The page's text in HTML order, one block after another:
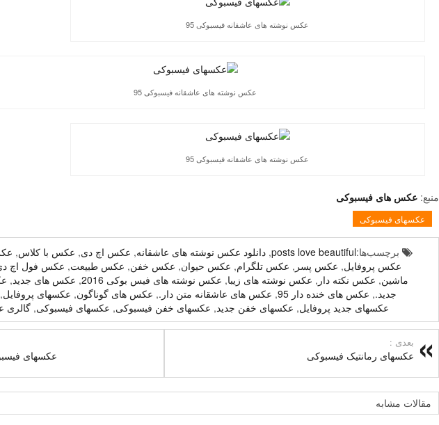
عکس نوشته های عاشقانه فیسبوکی 95
عکس نوشته های عاشقانه فیسبوکی 95
عکس نوشته های عاشقانه فیسبوکی 95
منبع:عکس های فیسبوکی
عکسهای فیسبوکی
برچسب‌ها:posts love beautiful
,دانلود عکس نوشته های عاشقانه, عکس اچ دی, عکس با کلاس,
عکس پروفایل, عکس پسر , عکس تلگرام, عکس حیوان, عکس خفن, عکس طبیعت, عکس فول اچ
ماشین, عکس نکته دار , عکس نوشته های زیبا, عکس نوشته های فیس بوکی 2016 , عکس های جدید,
جدید., عکس های خنده دار 95 , عکس های عاشقانه متن دار., عکس های گوناگون, عکسهای پروفایل,
عکسهای جدید پروفایل, عکسهای خفن جدید, عکسهای خفن فیسبوکی, عکسهای فیسبوکی,گالری
عکسهای
بعدی :
عکسهای رمانتیک فیسبوکی
مقالات مشابه